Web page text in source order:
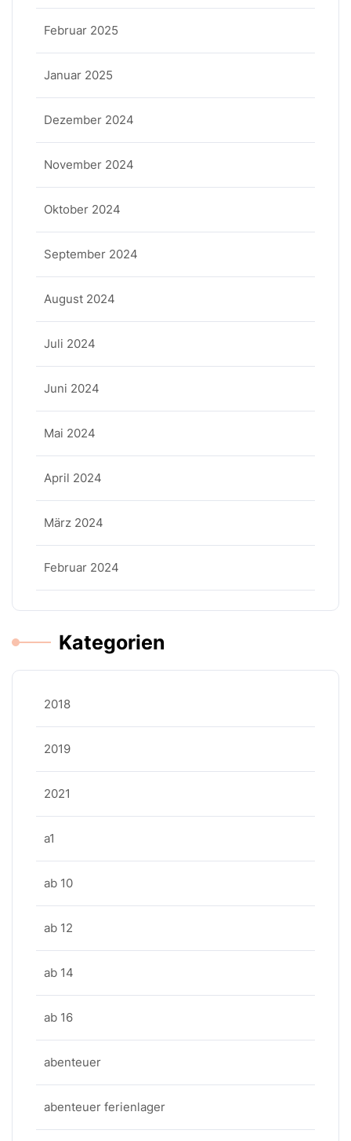
Februar 2025
Januar 2025
Dezember 2024
November 2024
Oktober 2024
September 2024
August 2024
Juli 2024
Juni 2024
Mai 2024
April 2024
März 2024
Februar 2024
Kategorien
2018
2019
2021
a1
ab 10
ab 12
ab 14
ab 16
abenteuer
abenteuer ferienlager